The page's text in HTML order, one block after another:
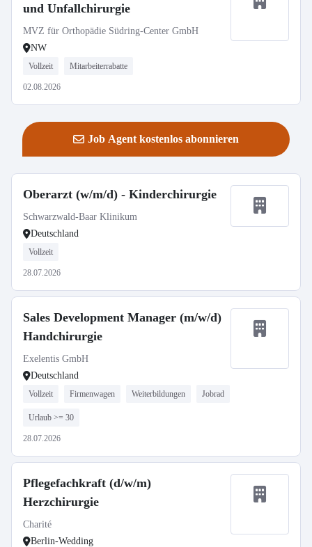
und Unfallchirurgie
MVZ für Orthopädie Südring-Center GmbH
NW
Vollzeit Mitarbeiterrabatte
02.08.2026
Job Agent kostenlos abonnieren
Oberarzt (w/m/d) - Kinderchirurgie
Schwarzwald-Baar Klinikum
Deutschland
Vollzeit
28.07.2026
Sales Development Manager (m/w/d)
Handchirurgie
Exelentis GmbH
Deutschland
Vollzeit Firmenwagen Weiterbildungen Jobrad
Urlaub >= 30
28.07.2026
Pflegefachkraft (d/w/m)
Herzchirurgie
Charité
Berlin-Wedding